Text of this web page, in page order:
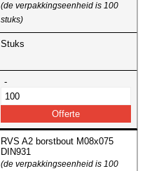
(de verpakkingseenheid is 100
stuks)
Stuks
-
RVS A2 borstbout M08x075
DIN931
(de verpakkingseenheid is 100